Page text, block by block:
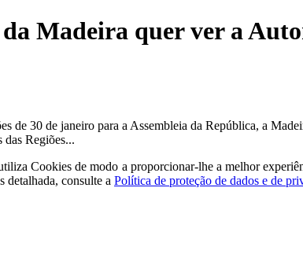
Madeira quer ver a
de 30 de janeiro para a Assembleia da República, a
Regiões...
Cookies de modo a proporcionar-lhe a melhor
detalhada, consulte a Política de proteção de dados e de